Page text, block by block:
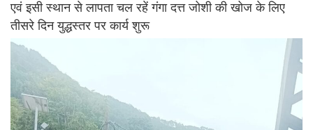
एवं इसी स्थान से लापता चल रहें गंगा दत्त जोशी की खोज के लिए
तीसरे दिन युद्धस्तर पर कार्य शुरू